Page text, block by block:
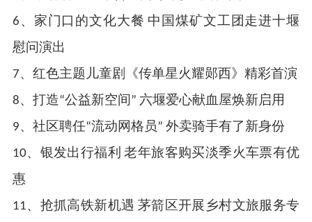
6、家门口的文化大餐 中国煤矿文工团走进十堰
慰问演出
7、红色主题儿童剧《传单星火耀郧西》精彩首演
8、打造“公益新空间” 六堰爱心献血屋焕新启用
9、社区聘任“流动网格员” 外卖骑手有了新身份
10、银发出行福利 老年旅客购买淡季火车票有优
惠
11、抢抓高铁新机遇 茅箭区开展乡村文旅服务专